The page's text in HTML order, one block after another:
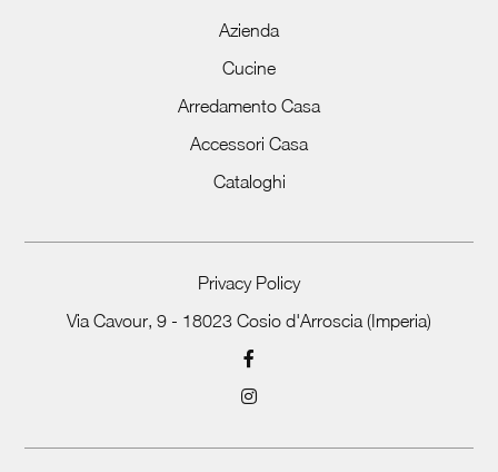
Azienda
Cucine
Arredamento Casa
Accessori Casa
Cataloghi
Privacy Policy
Via Cavour, 9 - 18023 Cosio d'Arroscia (Imperia)